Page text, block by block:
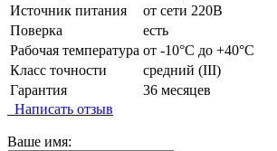
Источник питания
от сети 220В
Поверка
есть
Рабочая температура от -10°C до +40°C
Класс точности
средний (III)
Гарантия
36 месяцев
Написать отзыв
Ваше имя: